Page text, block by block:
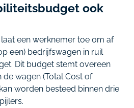
ook
een werknemer toe om af
een) bedrijfswagen in ruil
Dit budget stemt overeen
wagen (Total Cost of
worden besteed binnen drie